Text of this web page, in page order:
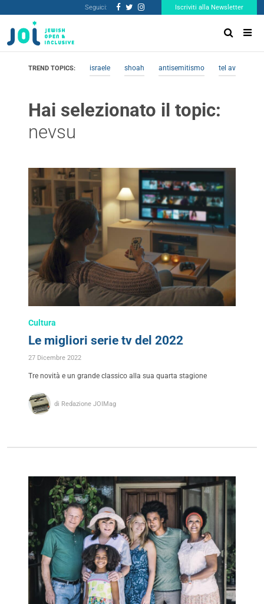
Seguici: Iscriviti alla Newsletter
TREND TOPICS: israele shoah antisemitismo tel aviv
Hai selezionato il topic:
nevsu
Cultura
Le migliori serie tv del 2022
27 Dicembre 2022
Tre novità e un grande classico alla sua quarta stagione
di Redazione JOIMag